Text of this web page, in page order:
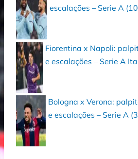
escalações – Serie A
Fiorentina x Napoli:
e escalações – Serie A
Bologna x Verona:
e escalações – Serie A